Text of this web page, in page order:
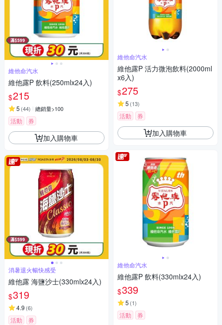
維他命汽水
維他露P 飲料(250mlx24入)
$215
5 (44) 總銷量>100
活動 券
加入購物車
消暑退火暢快感受
維他露 海鹽沙士(330mlx24入)
$319
4.9 (6)
活動 券
維他命汽水
維他露P 活力微泡飲料(2000ml
x6入)
$275
5 (13)
活動 券
加入購物車
維他命汽水
維他露P 飲料(330mlx24入)
$339
5 (1)
活動 券